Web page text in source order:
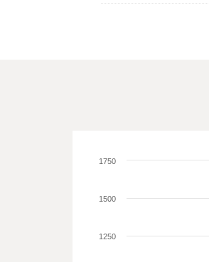
1250
1500
1750